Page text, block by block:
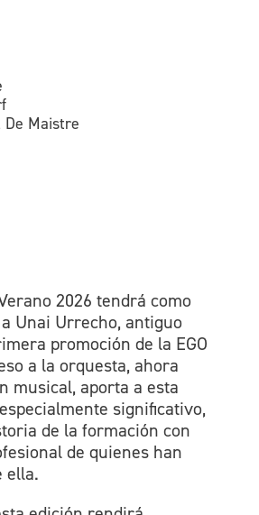
Maistre
2026 tendrá como
Unai Urrecho, antiguo
promoción de la EGO
a la orquesta, ahora
musical, aporta a esta
significativo,
de la formación con
de quienes han
ella.